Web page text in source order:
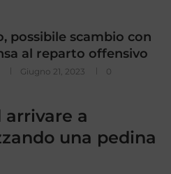
possibile scambio con
al reparto offensivo
Giugno 21, 2023
0
arrivare a
una pedina